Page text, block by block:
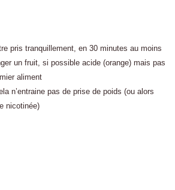
pris tranquillement, en 30 minutes au moins
un fruit, si possible acide (orange) mais pas
aliment
n’entraine pas de prise de poids (ou alors
nicotinée)